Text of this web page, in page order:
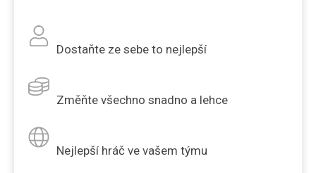
Dostaňte ze sebe to nejlepší
Změňte všechno snadno a lehce
Nejlepší hráč ve vašem týmu